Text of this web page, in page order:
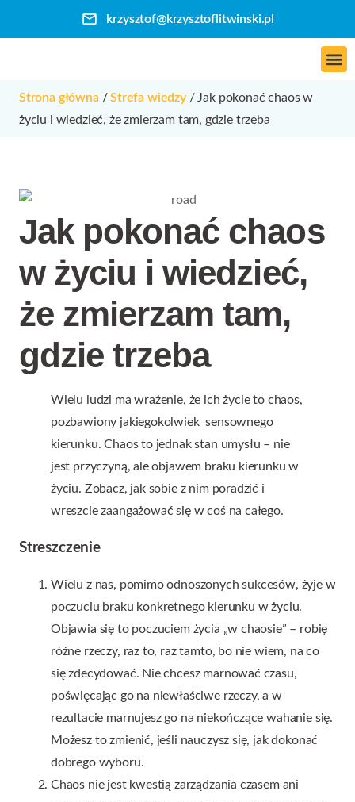
krzysztof@krzysztoflitwinski.pl
Strona główna /Strefa wiedzy/ Jak pokonać chaos w
życiu i wiedzieć, że zmierzam tam, gdzie trzeba
Jak pokonać chaos
w życiu i wiedzieć,
że zmierzam tam,
gdzie trzeba
Wielu ludzi ma wrażenie, że ich życie to chaos,
pozbawiony jakiegokolwiek sensownego
kierunku. Chaos to jednak stan umysłu – nie
jest przyczyną, ale objawem braku kierunku w
życiu. Zobacz, jak sobie z nim poradzić i
wreszcie zaangażować się w coś na całego.
Streszczenie
Wielu z nas, pomimo odnoszonych sukcesów, żyje w
poczuciu braku konkretnego kierunku w życiu.
Objawia się to poczuciem życia „w chaosie” – robię
różne rzeczy, raz to, raz tamto, bo nie wiem, na co
się zdecydować. Nie chcesz marnować czasu,
poświęcając go na niewłaściwe rzeczy, a w
rezultacie marnujesz go na niekończące wahanie się.
Możesz to zmienić, jeśli nauczysz się, jak dokonać
dobrego wyboru.
Chaos nie jest kwestią zarządzania czasem ani